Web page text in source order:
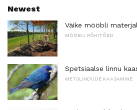
Newest
Väike mööbli
MÖÖBLI PÕHITÕED
Spetsiaalse linnu
METSLINDUDE KAASAMINE